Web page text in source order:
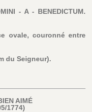
- A - BENEDICTUM.
ovale, couronné entre
du Seigneur).
AIMÉ
1774)